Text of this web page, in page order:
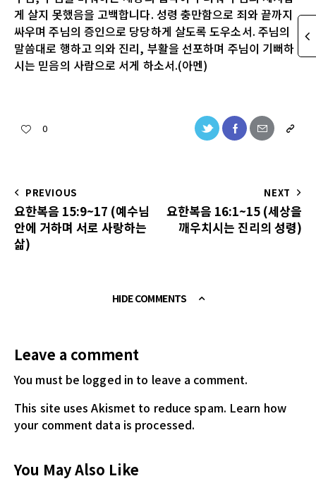
게 살지 못했음을 고백합니다. 성령 충만함으로 죄와 끝까지
싸우며 주님의 증인으로 당당하게 살도록 도우소서. 주님의
말씀대로 행하고 의와 진리, 부활을 선포하며 주님이 기뻐하
시는 믿음의 사람으로 서게 하소서.(아멘)
0
PREVIOUS
요한복음 15:9~17 (예수님
안에 거하며 서로 사랑하는
삶)
NEXT
요한복음 16:1~15 (세상을
깨우치시는 진리의 성령)
HIDE COMMENTS
Leave a comment
You must be logged in to leave a comment.
This site uses Akismet to reduce spam. Learn how
your comment data is processed.
You May Also Like